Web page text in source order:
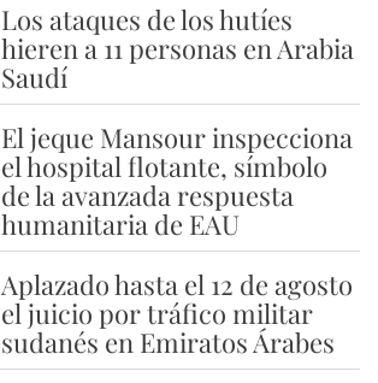
Los ataques de los hutíes
hieren a 11 personas en Arabia
Saudí
El jeque Mansour inspecciona
el hospital flotante, símbolo
de la avanzada respuesta
humanitaria de EAU
Aplazado hasta el 12 de agosto
el juicio por tráfico militar
sudanés en Emiratos Árabes